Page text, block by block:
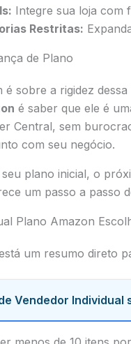
Integre sua loja com
Restritas:
de Plano
é sobre a rigidez
é saber que ele é
Central, sem
com seu negócio.
plano inicial, o
um passo a passo
Plano Amazon
um resumo direto
Vendedor Individual